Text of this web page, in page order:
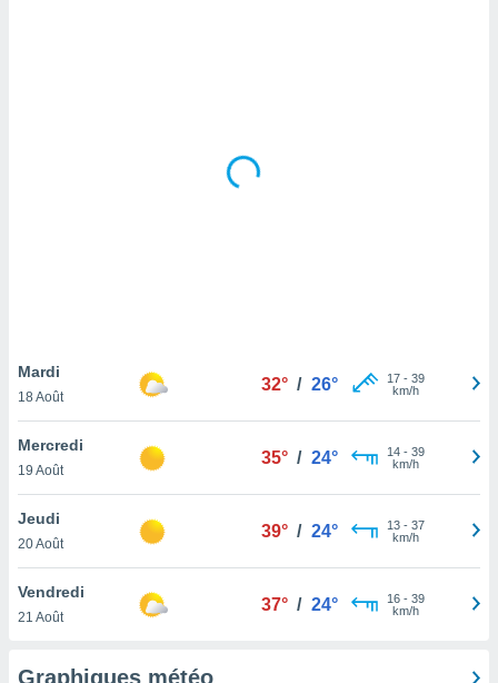
notre
que
et que
Mardi
18 Août
32° / 26° 17- 39
km/h
Mercredi
19 Août
35° / 24° 14- 39
km/h
Jeudi
20 Août
39° / 24° 13- 37
km/h
Vendredi
21 Août
37° / 24° 16- 39
km/h
Graphiques météo